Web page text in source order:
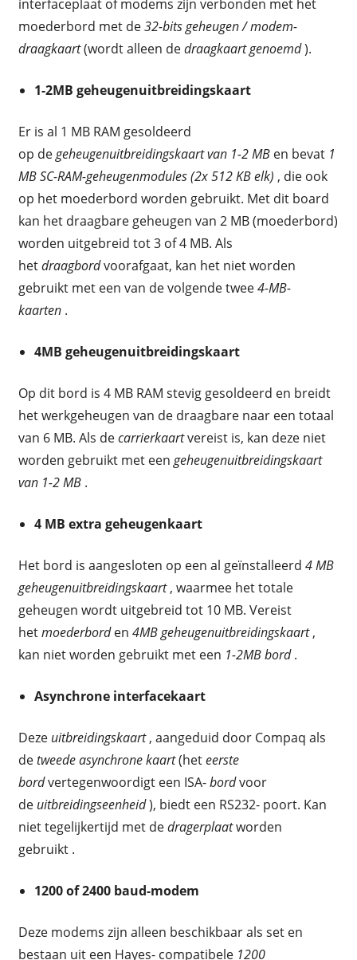
interfaceplaat of modems zijn verbonden met het
moederbord met de32-bits geheugen / modem-
draagkaart(wordt alleen dedraagkaart genoemd).
1-2MB geheugenuitbreidingskaart
Er is al 1 MB RAM gesoldeerd
op degeheugenuitbreidingskaart van 1-2 MBen bevat 1
MB SC-RAM-geheugenmodules (2x 512 KB elk) , die ook
op het moederbord worden gebruikt. Met dit board
kan het draagbare geheugen van 2 MB (moederbord)
worden uitgebreid tot 3 of 4 MB. Als
hetdraagbordvoorafgaat, kan het niet worden
gebruikt met een van de volgende twee4-MB-
kaarten.
4MB geheugenuitbreidingskaart
Op dit bord is 4 MB RAM stevig gesoldeerd en breidt
het werkgeheugen van de draagbare naar een totaal
van 6 MB. Als decarrierkaartvereist is, kan deze niet
worden gebruikt met een geheugenuitbreidingskaart
van 1-2 MB.
4 MB extra geheugenkaart
Het bord is aangesloten op een al geïnstalleerd 4 MB
geheugenuitbreidingskaart, waarmee het totale
geheugen wordt uitgebreid tot 10 MB. Vereist
hetmoederborden 4MB geheugenuitbreidingskaart,
kan niet worden gebruikt met een 1-2MB bord.
Asynchrone interfacekaart
Deze uitbreidingskaart, aangeduid door Compaq als
detweede asynchrone kaart(heteerste
bordvertegenwoordigt een ISA-bordvoor
de uitbreidingseenheid), biedt een RS232- poort. Kan
niet tegelijkertijd met dedragerplaatworden
gebruikt .
1200 of 2400 baud-modem
Deze modems zijn alleen beschikbaar als set en
bestaan ​​uit een Hayes- compatibele 1200